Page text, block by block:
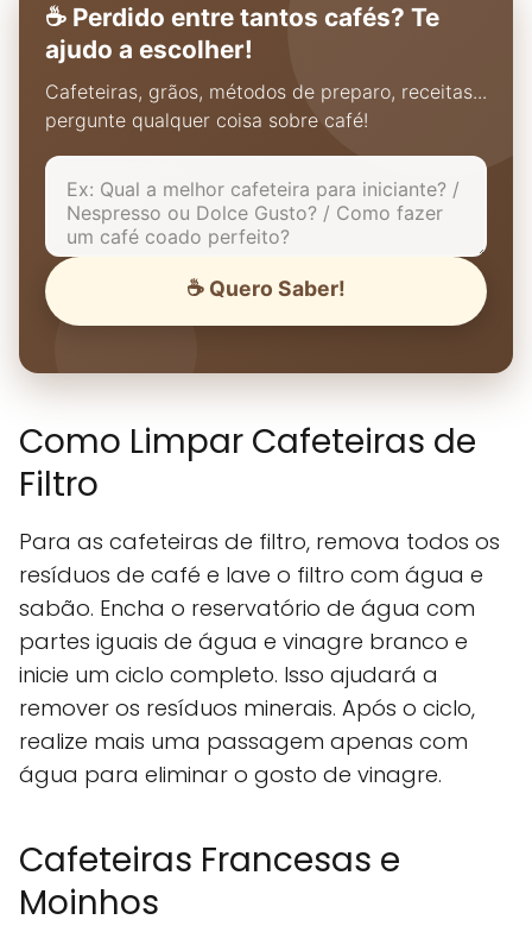
☕ Perdido entre tantos cafés? Te
ajudo a escolher!
Cafeteiras, grãos, métodos de preparo, receitas...
pergunte qualquer coisa sobre café!
☕ Quero Saber!
Como Limpar Cafeteiras de
Filtro
Para as cafeteiras de filtro, remova todos os
resíduos de café e lave o filtro com água e
sabão. Encha o reservatório de água com
partes iguais de água e vinagre branco e
inicie um ciclo completo. Isso ajudará a
remover os resíduos minerais. Após o ciclo,
realize mais uma passagem apenas com
água para eliminar o gosto de vinagre.
Cafeteiras Francesas e
Moinhos